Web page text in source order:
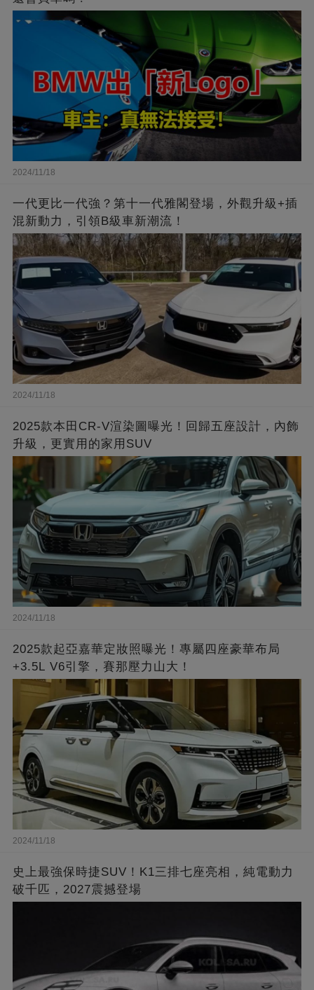
2024/11/18
一代更比一代強？第十一代雅閣登場，外觀升級+插
混新動力，引領B級車新潮流！
2024/11/18
2025款本田CR-V渲染圖曝光！回歸五座設計，內飾
升級，更實用的家用SUV
2024/11/18
2025款起亞嘉華定妝照曝光！專屬四座豪華布局
+3.5L V6引擎，賽那壓力山大！
2024/11/18
史上最強保時捷SUV！K1三排七座亮相，純電動力
破千匹，2027震撼登場